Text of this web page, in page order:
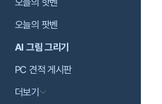
오늘의 팟벤
AI 그림 그리기
PC 견적 게시판
더보기